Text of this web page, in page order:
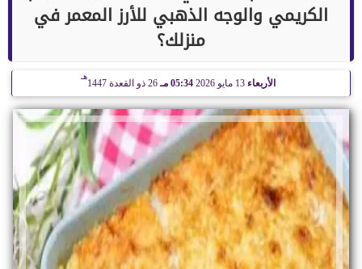
الكريمي والوجه الذهبي للأرز المعمر في
منزلك؟
الأربعاء 13 مايو 2026 05:34 مـ 26 ذو القعدة 1447
هـ